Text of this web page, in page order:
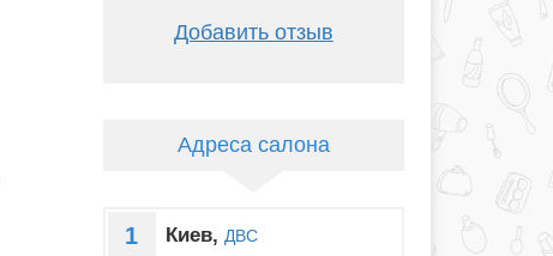
Добавить отзыв
Адреса салона
1 Киев, ДВС